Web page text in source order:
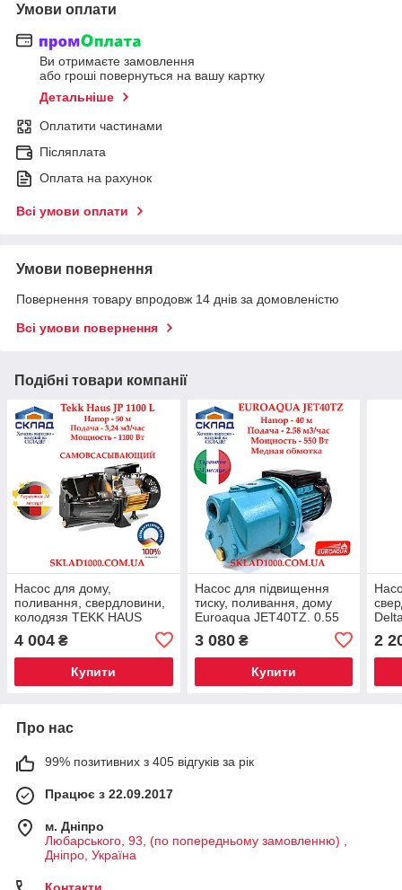
Умови оплати
Ви отримаєте замовлення
або гроші повернуться на вашу картку
Детальніше
Оплатити частинами
Післяплата
Оплата на рахунок
Всі умови оплати
Умови повернення
Повернення товару впродовж 14 днів за домовленістю
Всі умови повернення
Подібні товари компанії
Насос для дому,
поливання, свердловини,
колодязя TEKK HAUS
4 004 ₴
Купити
Насос для підвищення
тиску, поливання, дому
Euroaqua JET40TZ. 0.55
3 080₴
Купити
2
Про нас
99% позитивних з 405 відгуків за рік
Працює з 22.09.2017
м. Дніпро
Любарського, 93, (по попередньому замовленню) ,
Дніпро, Україна